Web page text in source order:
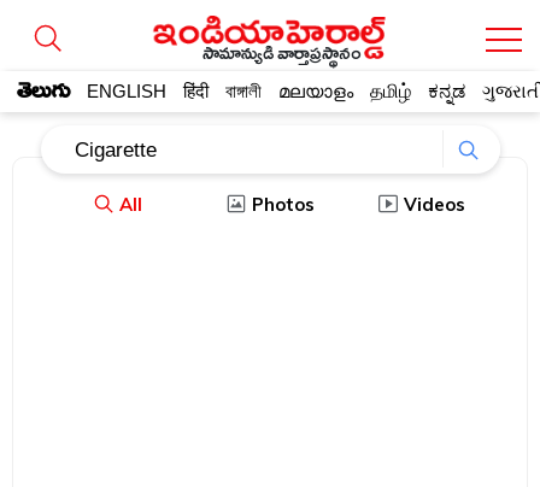
సామాన్యుడి వార్తాప్రస్థానం
తెలుగు ENGLISH हिंदी বাঙ্গালী മലയാളം தமிழ் ಕನ್ನಡ
All Photos Videos